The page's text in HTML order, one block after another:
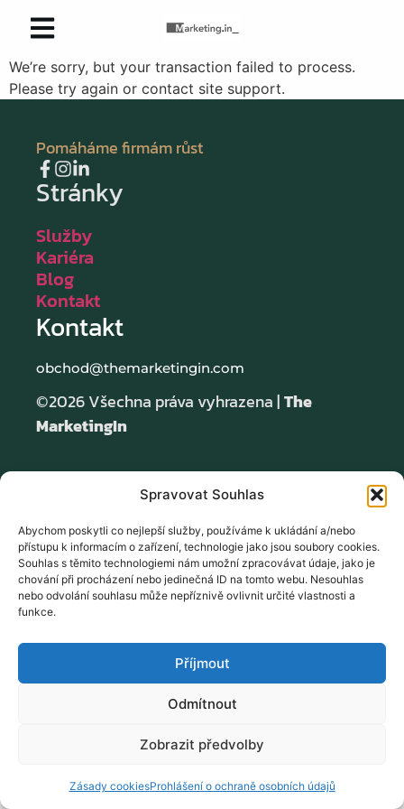
Spravovat Souhlas
Abychom poskytli co nejlepší služby, používáme k ukládání a/nebo
přístupu k informacím o zařízení, technologie jako jsou soubory cookies.
Souhlas s těmito technologiemi nám umožní zpracovávat údaje, jako je
chování při procházení nebo jedinečná ID na tomto webu. Nesouhlas
nebo odvolání souhlasu může nepříznivě ovlivnit určité vlastnosti a
funkce.
Příjmout
Odmítnout
Zobrazit předvolby
Zásady cookiesProhlášení o ochraně osobních údajů
We’re sorry, but your transaction failed to process.
Please try again or contact site support.
Pomáháme firmám růst
Stránky
Služby
Kariéra
Blog
Kontakt
Kontakt
obchod@themarketingin.com
©2026 Všechna práva vyhrazena |The
MarketingIn